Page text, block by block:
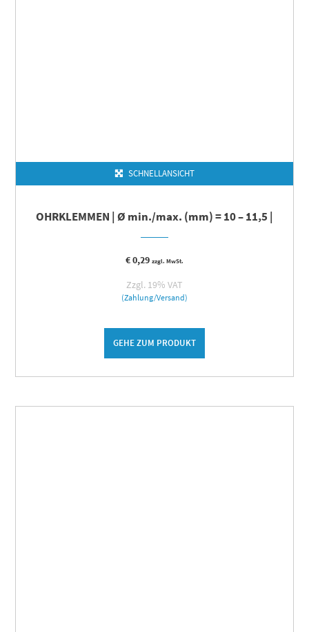
SCHNELLANSICHT
OHRKLEMMEN | Ø min./max. (mm) = 10 – 11,5 |
€0,29 zzgl. MwSt.
Zzgl. 19% VAT
(Zahlung/Versand)
GEHE ZUM PRODUKT